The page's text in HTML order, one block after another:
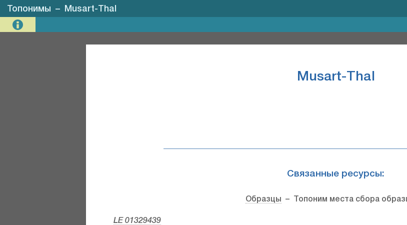
Топонимы – Musart-Thal
Musart-Thal
Связанные ресурсы:
Образцы – Топоним места сбора
LE 01329439